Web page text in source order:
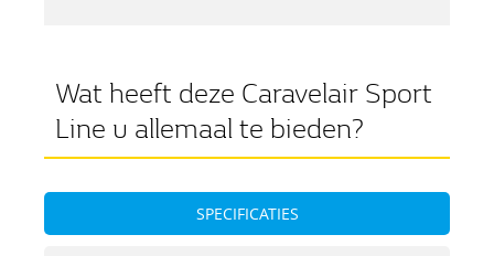
Wat heeft deze Caravelair Sport
Line u allemaal te bieden?
SPECIFICATIES